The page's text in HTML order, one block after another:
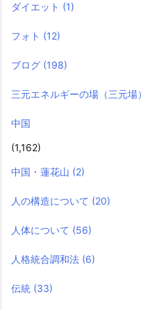
ダイエット (1)
フォト (12)
ブログ (198)
三元エネルギーの場（三元場）
中国
(1,162)
中国・蓮花山 (2)
人の構造について (20)
人体について (56)
人格統合調和法 (6)
伝統 (33)